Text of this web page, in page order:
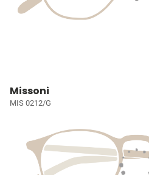
Missoni
MIS 0212/G